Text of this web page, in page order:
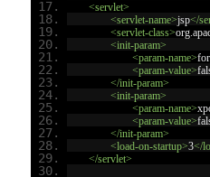
<servlet>
<servlet-name>jsp</
<servlet-class>
<init-param>
<param-name>
<param-value>
</init-param>
<init-param>
<param-name>
<param-value>
</init-param>
<load-on-startup>3</
</servlet>